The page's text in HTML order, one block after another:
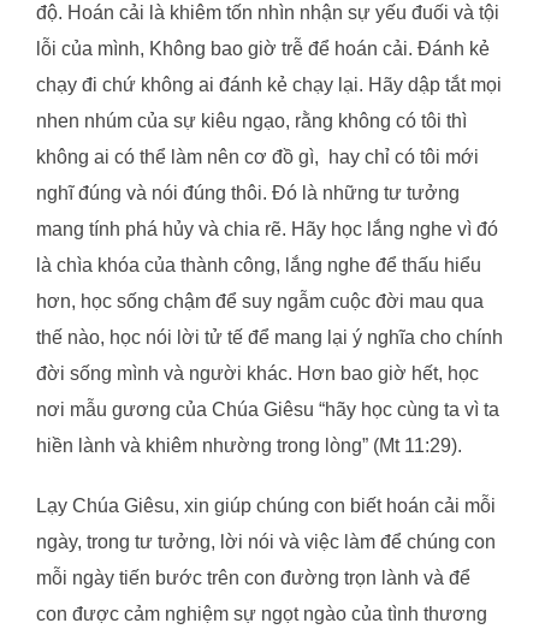
độ. Hoán cải là khiêm tốn nhìn nhận sự yếu đuối và tội
lỗi của mình, Không bao giờ trễ để hoán cải. Đánh kẻ
chạy đi chứ không ai đánh kẻ chạy lại. Hãy dập tắt mọi
nhen nhúm của sự kiêu ngạo, rằng không có tôi thì
không ai có thể làm nên cơ đồ gì, hay chỉ có tôi mới
nghĩ đúng và nói đúng thôi. Đó là những tư tưởng
mang tính phá hủy và chia rẽ. Hãy học lắng nghe vì đó
là chìa khóa của thành công, lắng nghe để thấu hiểu
hơn, học sống chậm để suy ngẫm cuộc đời mau qua
thế nào, học nói lời tử tế để mang lại ý nghĩa cho chính
đời sống mình và người khác. Hơn bao giờ hết, học
nơi mẫu gương của Chúa Giêsu “hãy học cùng ta vì ta
hiền lành và khiêm nhường trong lòng” (Mt 11:29).
Lạy Chúa Giêsu, xin giúp chúng con biết hoán cải mỗi
ngày, trong tư tưởng, lời nói và việc làm để chúng con
mỗi ngày tiến bước trên con đường trọn lành và để
con được cảm nghiệm sự ngọt ngào của tình thương